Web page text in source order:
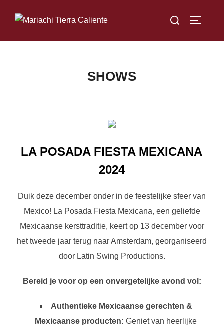
Search
SHOWS
LA POSADA FIESTA MEXICANA
2024
Duik deze december onder in de feestelijke sfeer van
Mexico! La Posada Fiesta Mexicana, een geliefde
Mexicaanse kersttraditie, keert op 13 december voor
het tweede jaar terug naar Amsterdam, georganiseerd
door Latin Swing Productions.
Bereid je voor op een onvergetelijke avond vol:
Authentieke Mexicaanse gerechten &
Mexicaanse producten: Geniet van heerlijke